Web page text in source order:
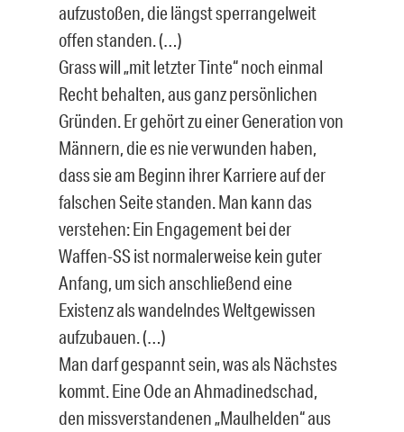
aufzustoßen, die längst sperrangelweit
offen standen. (…)
Grass will „mit letzter Tinte“ noch einmal
Recht behalten, aus ganz persönlichen
Gründen. Er gehört zu einer Generation von
Männern, die es nie verwunden haben,
dass sie am Beginn ihrer Karriere auf der
falschen Seite standen. Man kann das
verstehen: Ein Engagement bei der
Waffen-SS ist normalerweise kein guter
Anfang, um sich anschließend eine
Existenz als wandelndes Weltgewissen
aufzubauen. (…)
Man darf gespannt sein, was als Nächstes
kommt. Eine Ode an Ahmadinedschad,
den missverstandenen „Maulhelden“ aus